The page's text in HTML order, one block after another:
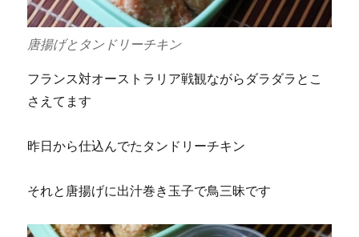
唐揚げとタンドリーチキン
フランス対オーストラリア戦観ながらダラダラとこ
さえてます
昨日から仕込んでたタンドリーチキン
それと唐揚げに出汁巻き玉子で鳥三昧です